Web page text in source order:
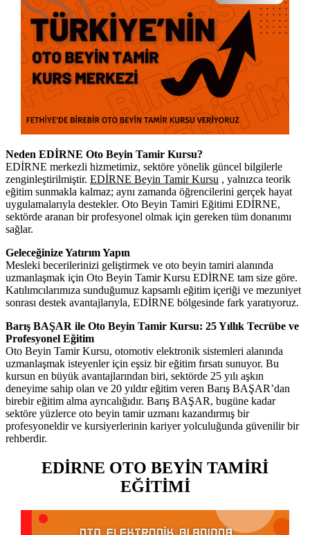
Neden EDİRNE Oto Beyin Tamir Kursu?
EDİRNE merkezli hizmetimiz, sektöre yönelik güncel bilgilerle
zenginleştirilmiştir. EDİRNE Beyin Tamir Kursu , yalnızca teorik
eğitim sunmakla kalmaz; aynı zamanda öğrencilerini gerçek hayat
uygulamalarıyla destekler. Oto Beyin Tamiri Eğitimi EDİRNE,
sektörde aranan bir profesyonel olmak için gereken tüm donanımı
sağlar.
Geleceğinize Yatırım Yapın
Mesleki becerilerinizi geliştirmek ve oto beyin tamiri alanında
uzmanlaşmak için Oto Beyin Tamir Kursu EDİRNE tam size göre.
Katılımcılarımıza sunduğumuz kapsamlı eğitim içeriği ve mezuniyet
sonrası destek avantajlarıyla, EDİRNE bölgesinde fark yaratıyoruz.
Barış BAŞAR ile Oto Beyin Tamir Kursu: 25 Yıllık Tecrübe ve
Profesyonel Eğitim
Oto Beyin Tamir Kursu, otomotiv elektronik sistemleri alanında
uzmanlaşmak isteyenler için eşsiz bir eğitim fırsatı sunuyor. Bu
kursun en büyük avantajlarından biri, sektörde 25 yılı aşkın
deneyime sahip olan ve 20 yıldır eğitim veren Barış BAŞAR’dan
birebir eğitim alma ayrıcalığıdır. Barış BAŞAR, bugüne kadar
sektöre yüzlerce oto beyin tamir uzmanı kazandırmış bir
profesyoneldir ve kursiyerlerinin kariyer yolculuğunda güvenilir bir
rehberdir.
EDİRNE OTO BEYİN TAMİRİ
EĞİTİMİ